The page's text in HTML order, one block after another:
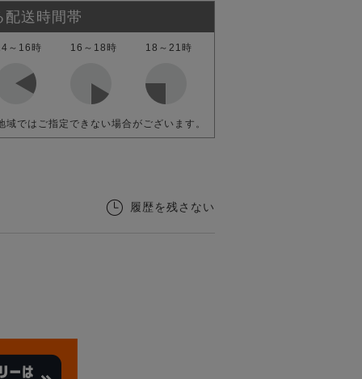
配送時間帯
～16時 16～18時 18～21時
域ではご指定できない場合がございます。
履歴を残さない